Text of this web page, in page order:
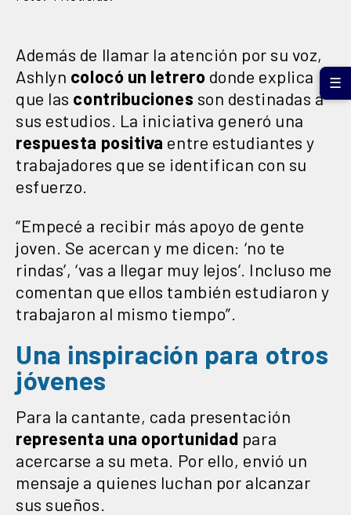
Además de llamar la atención por su voz,
Ashlyn colocó un letrero donde explica
que las contribuciones son destinadas a
sus estudios. La iniciativa generó una
respuesta positiva entre estudiantes y
trabajadores que se identifican con su
esfuerzo.
“Empecé a recibir más apoyo de gente
joven. Se acercan y me dicen: ‘no te
rindas’, ‘vas a llegar muy lejos’. Incluso me
comentan que ellos también estudiaron y
trabajaron al mismo tiempo”.
Una inspiración para otros
jóvenes
Para la cantante, cada presentación
representa una oportunidad para
acercarse a su meta. Por ello, envió un
mensaje a quienes luchan por alcanzar
sus sueños.
☰